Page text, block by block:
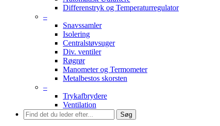
Differenstryk og Temperaturregulator
–
Snavssamler
Isolering
Centralstøvsuger
Div. ventiler
Røgrør
Manometer og Termometer
Metalbestos skorsten
–
Trykafbrydere
Ventilation
Søg